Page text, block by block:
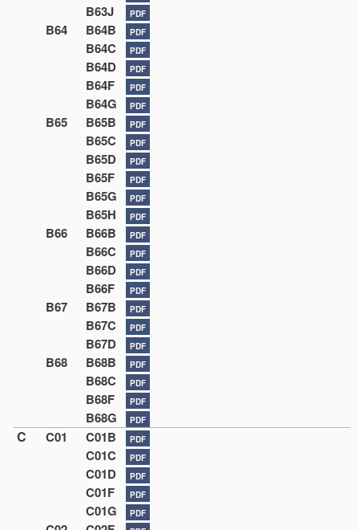
B63J PDF
B64 B64B PDF
B64C PDF
B64D PDF
B64F PDF
B64G PDF
B65 B65B PDF
B65C PDF
B65D PDF
B65F PDF
B65G PDF
B65H PDF
B66 B66B PDF
B66C PDF
B66D PDF
B66F PDF
B67 B67B PDF
B67C PDF
B67D PDF
B68 B68B PDF
B68C PDF
B68F PDF
B68G PDF
C C01 C01B PDF
C01C PDF
C01D PDF
C01F PDF
C01G PDF